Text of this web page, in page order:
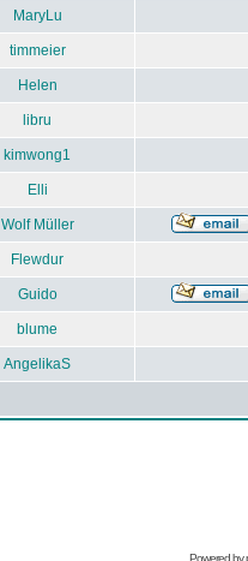
MaryLu
timmeier
Helen
libru
kimwong1
Elli
Wolf Müller
Flewdur
Guido
blume
AngelikaS
Powered by